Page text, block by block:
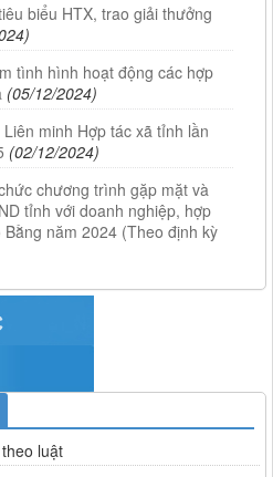
biểu HTX, trao giải thưởng
tình hình hoạt động các hợp
(05/12/2024)
minh Hợp tác xã tỉnh lần
(02/12/2024)
chương trình gặp mặt và
tỉnh với doanh nghiệp, hợp
năm 2024 (Theo định kỳ
luật